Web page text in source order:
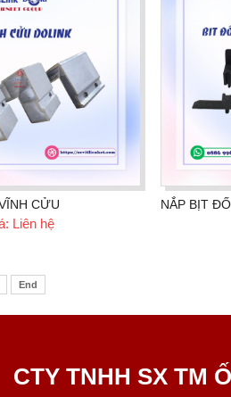
CỬU
Liên hệ
NẮP BỊT
End
CTY TNHH SX TM